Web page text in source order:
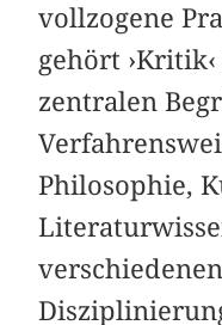
vollzogene
gehört
zentralen
Philosophie,